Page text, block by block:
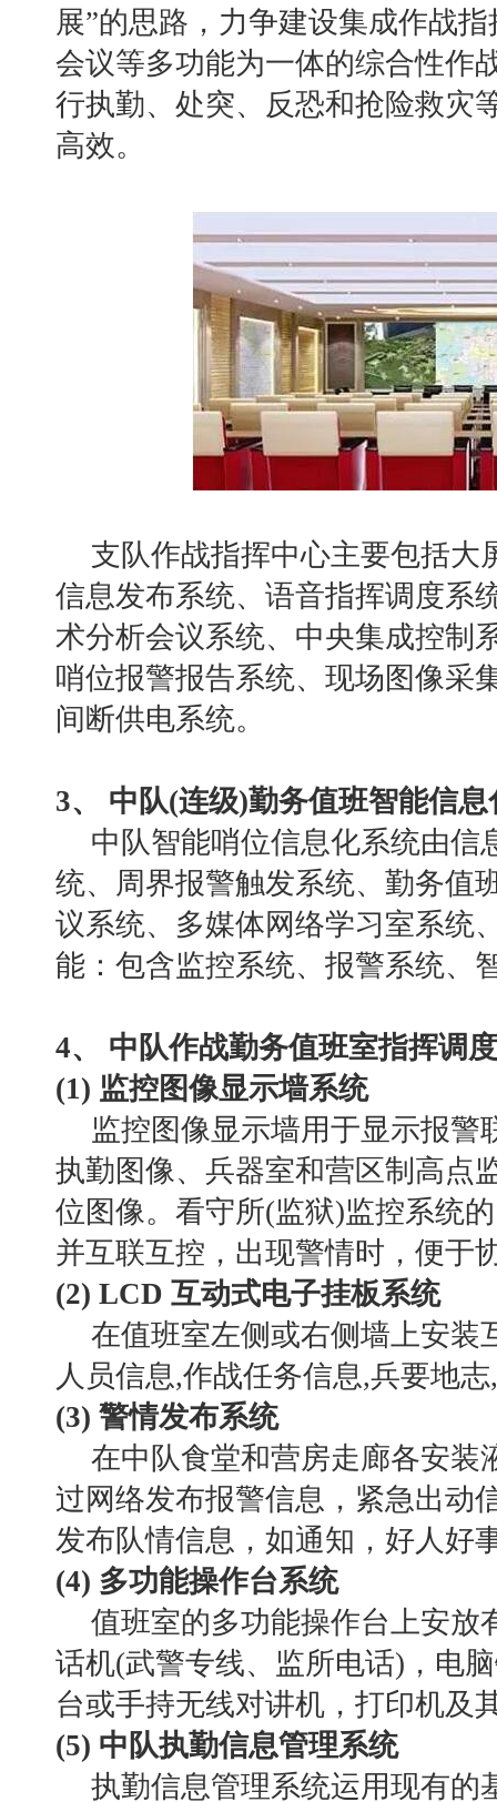
展”的思路，力争建设集成作战
会议等多功能为一体的综合性作
行执勤、处突、反恐和抢险救灾
高效。
支队作战指挥中心主要包括大
信息发布系统、语音指挥调度系
术分析会议系统、中央集成控制
哨位报警报告系统、现场图像采
间断供电系统。
3、 中队(连级)勤务值班智能信息
中队智能哨位信息化系统由信
统、周界报警触发系统、勤务值
议系统、多媒体网络学习室系统
能：包含监控系统、报警系统、
4、 中队作战勤务值班室指挥调
(1) 监控图像显示墙系统
监控图像显示墙用于显示报
执勤图像、兵器室和营区制高点
位图像。看守所(监狱)监控系统
并互联互控，出现警情时，便于
(2) LCD 互动式电子挂板系统
在值班室左侧或右侧墙上安装
人员信息,作战任务信息,兵要地
(3) 警情发布系统
在中队食堂和营房走廊各安装
过网络发布报警信息，紧急出动
发布队情信息，如通知，好人好
(4) 多功能操作台系统
值班室的多功能操作台上安放
话机(武警专线、监所电话)，电
台或手持无线对讲机，打印机及
(5) 中队执勤信息管理系统
执勤信息管理系统运用现有的